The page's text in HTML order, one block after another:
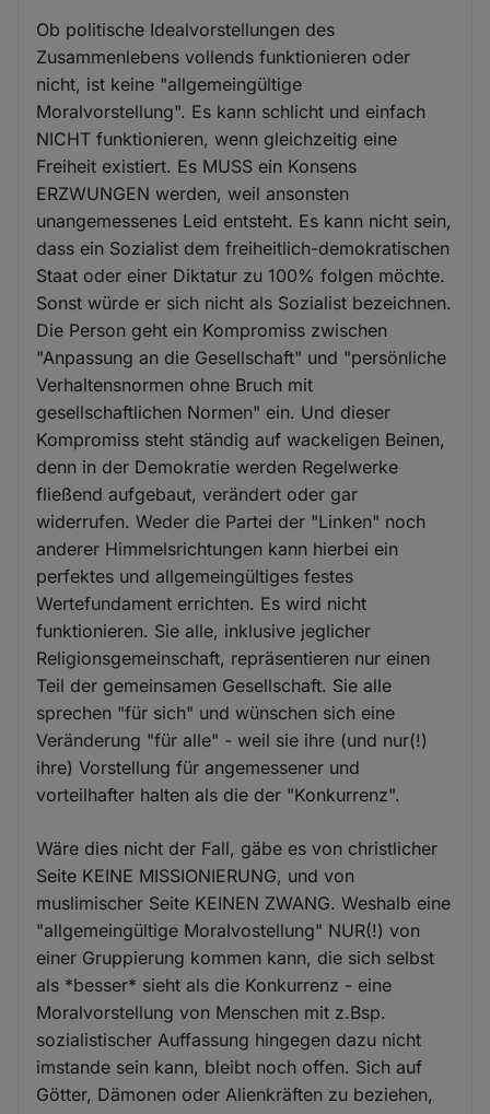
Ob politische Idealvorstellungen des
Zusammenlebens vollends funktionieren oder
nicht, ist keine "allgemeingültige
Moralvorstellung". Es kann schlicht und einfach
NICHT funktionieren, wenn gleichzeitig eine
Freiheit existiert. Es MUSS ein Konsens
ERZWUNGEN werden, weil ansonsten
unangemessenes Leid entsteht. Es kann nicht sein,
dass ein Sozialist dem freiheitlich-demokratischen
Staat oder einer Diktatur zu 100% folgen möchte.
Sonst würde er sich nicht als Sozialist bezeichnen.
Die Person geht ein Kompromiss zwischen
"Anpassung an die Gesellschaft" und "persönliche
Verhaltensnormen ohne Bruch mit
gesellschaftlichen Normen" ein. Und dieser
Kompromiss steht ständig auf wackeligen Beinen,
denn in der Demokratie werden Regelwerke
fließend aufgebaut, verändert oder gar
widerrufen. Weder die Partei der "Linken" noch
anderer Himmelsrichtungen kann hierbei ein
perfektes und allgemeingültiges festes
Wertefundament errichten. Es wird nicht
funktionieren. Sie alle, inklusive jeglicher
Religionsgemeinschaft, repräsentieren nur einen
Teil der gemeinsamen Gesellschaft. Sie alle
sprechen "für sich" und wünschen sich eine
Veränderung "für alle" - weil sie ihre (und nur(!)
ihre) Vorstellung für angemessener und
vorteilhafter halten als die der "Konkurrenz".
Wäre dies nicht der Fall, gäbe es von christlicher
Seite KEINE MISSIONIERUNG, und von
muslimischer Seite KEINEN ZWANG. Weshalb eine
"allgemeingültige Moralvostellung" NUR(!) von
einer Gruppierung kommen kann, die sich selbst
als *besser* sieht als die Konkurrenz - eine
Moralvorstellung von Menschen mit z.Bsp.
sozialistischer Auffassung hingegen dazu nicht
imstande sein kann, bleibt noch offen. Sich auf
Götter, Dämonen oder Alienkräften zu beziehen,